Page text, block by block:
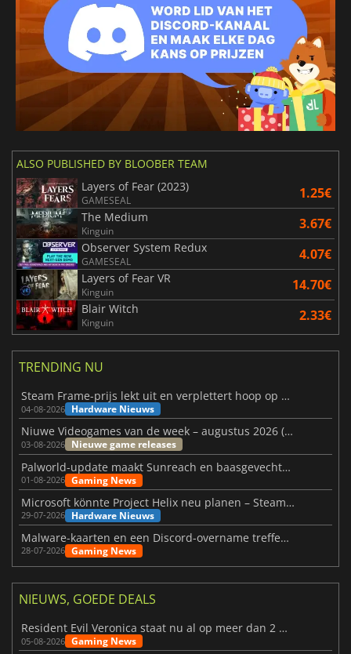
ALSO PUBLISHED BY BLOOBER TEAM
Layers of Fear (2023)
GAMESEAL 1.25€
The Medium
Kinguin 3.67€
Observer System Redux
GAMESEAL 4.07€
Layers of Fear VR
Kinguin 14.70€
Blair Witch
Kinguin 2.33€
TRENDING NU
Steam Frame-prijs lekt uit en verplettert hoop op betaalbare VR
04-08-2026 Hardware Nieuws
Niuwe Videogames van de week – augustus 2026 (week 32)
03-08-2026 Nieuwe game releases
Palworld-update maakt Sunreach en baasgevechten stabieler
01-08-2026 Gaming News
Microsoft könnte Project Helix neu planen – Steam-Support wackelt
29-07-2026 Hardware Nieuws
Malware-kaarten en een Discord-overname treffen Meccha Chameleon
28-07-2026 Gaming News
NIEUWS, GOEDE DEALS
Resident Evil Veronica staat nu al op meer dan 2 miljoen verlanglijstjes
05-08-2026 Gaming News